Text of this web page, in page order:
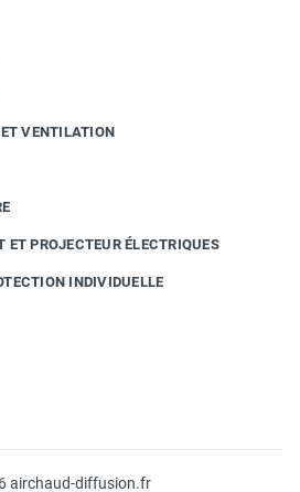
VENTILATION
ET PROJECTEUR ÉLECTRIQUES
INDIVIDUELLE
airchaud-diffusion.fr